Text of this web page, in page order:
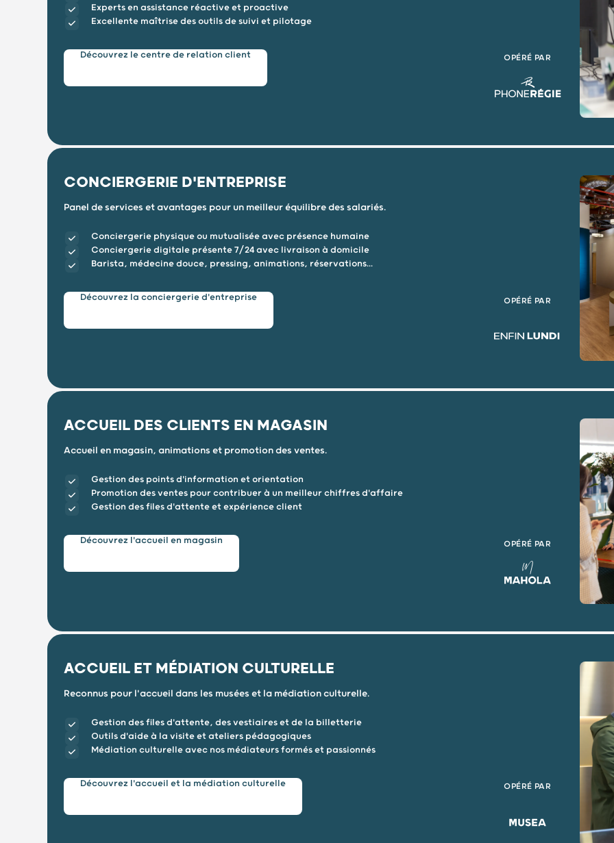
Experts en assistance réactive et proactive
Excellente maîtrise des outils de suivi et pilotage
Découvrez le centre de relation client OPÉRÉ PAR
CONCIERGERIE D'ENTREPRISE
Panel de services et avantages pour un meilleur équilibre des salariés.
Conciergerie physique ou mutualisée avec présence humaine
Conciergerie digitale présente 7/24 avec livraison à domicile
Barista, médecine douce, pressing, animations, réservations...
Découvrez la conciergerie d'entreprise OPÉRÉ PAR
ACCUEIL DES CLIENTS EN MAGASIN
Accueil en magasin, animations et promotion des ventes.
Gestion des points d'information et orientation
Promotion des ventes pour contribuer à un meilleur chiffres d'affaire
Gestion des files d'attente et expérience client
Découvrez l'accueil en magasin OPÉRÉ PAR
ACCUEIL ET MÉDIATION CULTURELLE
Reconnus pour l'accueil dans les musées et la médiation culturelle.
Gestion des files d'attente, des vestiaires et de la billetterie
Outils d'aide à la visite et ateliers pédagogiques
Médiation culturelle avec nos médiateurs formés et passionnés
Découvrez l'accueil et la médiation culturelle OPÉRÉ PAR